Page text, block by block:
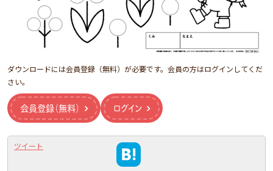
ダウンロードには会員登録（無料）が必要です。会員の方はログインしてくだ
さい。
会員登録（無料） ログイン
ツイート